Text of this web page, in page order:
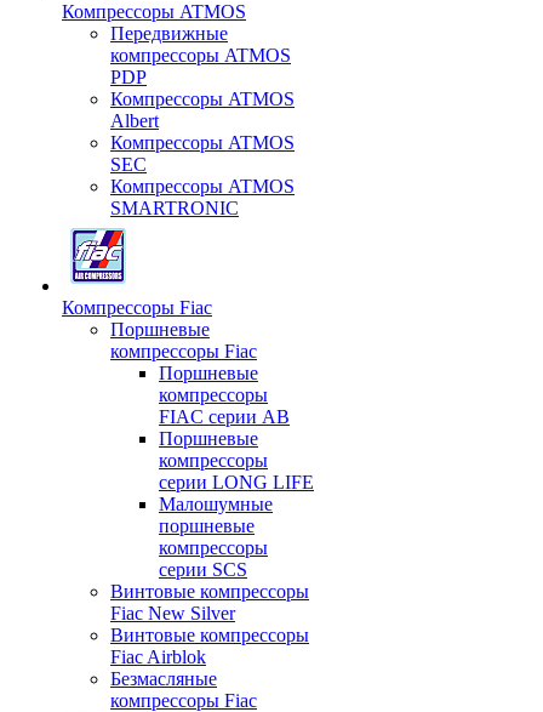
Компрессоры ATMOS
Передвижные
компрессоры ATMOS
PDP
Компрессоры ATMOS
Albert
Компрессоры ATMOS
SEC
Компрессоры ATMOS
SMARTRONIC
Компрессоры Fiac
Поршневые
компрессоры Fiac
Поршневые
компрессоры
FIAC серии AB
Поршневые
компрессоры
серии LONG LIFE
Малошумные
поршневые
компрессоры
серии SCS
Винтовые компрессоры
Fiac New Silver
Винтовые компрессоры
Fiac Airblok
Безмасляные
компрессоры Fiac